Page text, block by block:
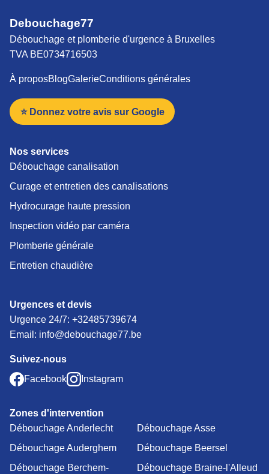
Debouchage77
Débouchage et plomberie d'urgence à Bruxelles
TVA BE0734716503
À proposBlogGalerieConditions générales
⭐ Donnez votre avis sur Google
Nos services
Débouchage canalisation
Curage et entretien des canalisations
Hydrocurage haute pression
Inspection vidéo par caméra
Plomberie générale
Entretien chaudière
Urgences et devis
Urgence 24/7: +32485739674
Email: info@debouchage77.be
Suivez-nous
Facebook
Instagram
Zones d'intervention
Débouchage Anderlecht
Débouchage Asse
Débouchage Auderghem
Débouchage Beersel
Débouchage Berchem-
Débouchage Braine-l'Alleud